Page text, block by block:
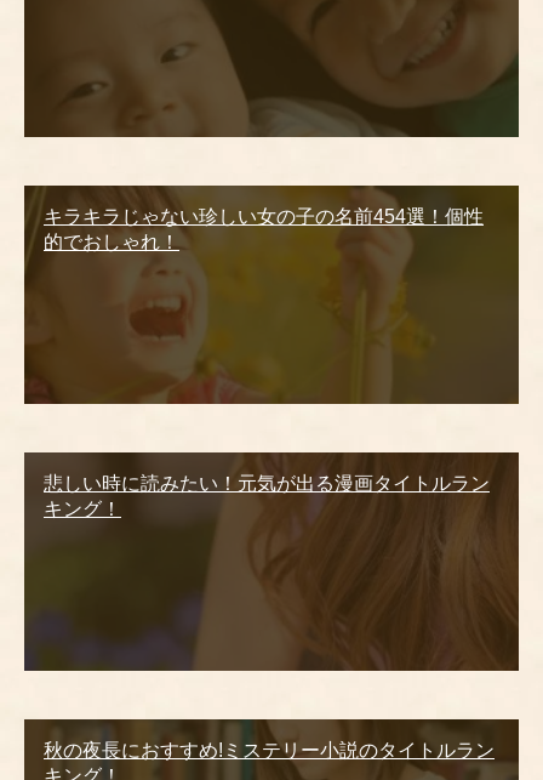
キラキラじゃない珍しい女の子の名前454選！個性
的でおしゃれ！
悲しい時に読みたい！元気が出る漫画タイトルラン
キング！
秋の夜長におすすめ!ミステリー小説のタイトルラン
キング！